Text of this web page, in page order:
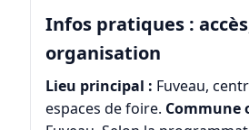
Infos pratiques :
organisation
Lieu principal : Fuveau,
espaces de foire. Commune